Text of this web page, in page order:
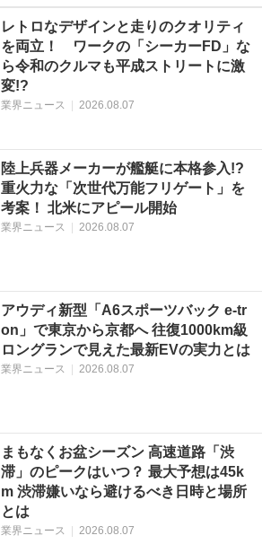
レトロなデザインと走りのクオリティ
を両立！ ワークの「シーカーFD」な
ら令和のクルマも平成ストリートに激
変!?
業界ニュース 2026.08.07
陸上兵器メーカーが艦艇に本格参入!?
重火力な「次世代万能フリゲート」を
考案！ 北米にアピール開始
業界ニュース 2026.08.07
アウディ新型「A6スポーツバック e-tr
on」で東京から京都へ 往復1000km級
ロングランで見えた最新EVの実力とは
業界ニュース | 2026.08.07
まもなくお盆シーズン 高速道路「渋
滞」のピークはいつ？ 最大予想は45k
m 渋滞嫌いなら避けるべき日時と場所
とは
業界ニュース | 2026.08.07